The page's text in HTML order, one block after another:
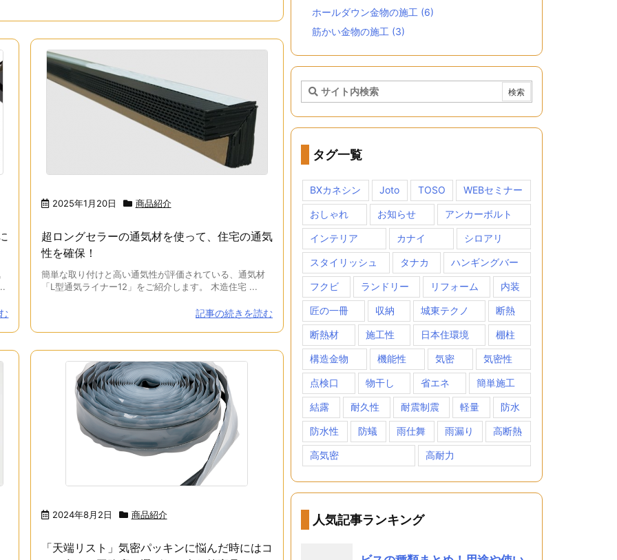
2025年1月20日 商品紹介
超ロングセラーの通気材を使って、住宅の通気
性を確保！
簡単な取り付けと高い通気性が評価されている、通気材
「L型通気ライナー12」をご紹介します。 木造住宅 ...
記事の続きを読む
2024年8月2日 商品紹介
「天端リスト」気密パッキンに悩んだ時にはコ
ホールダウン金物の施工 (6)
筋かい金物の施工 (3)
タグ一覧
BXカネシン Joto TOSO WEBセミナー
おしゃれ お知らせ アンカーボルト
インテリア カナイ シロアリ
スタイリッシュ タナカ ハンギングバー
フクビ ランドリー リフォーム 内装
匠の一冊 収納 城東テクノ 断熱
断熱材 施工性 日本住環境 棚柱
構造金物 機能性 気密 気密性
点検口 物干し 省エネ 簡単施工
結露 耐久性 耐震制震 軽量 防水
防水性 防蟻 雨仕舞 雨漏り 高断熱
高気密 高耐力
人気記事ランキング